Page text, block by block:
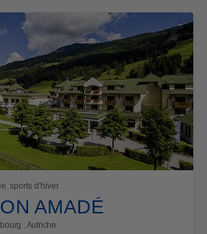
sports d'hiver
AMADÉ
. Autriche